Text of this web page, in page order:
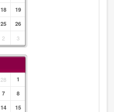
18
19
25
26
2 3
28
1
7
8
14
15